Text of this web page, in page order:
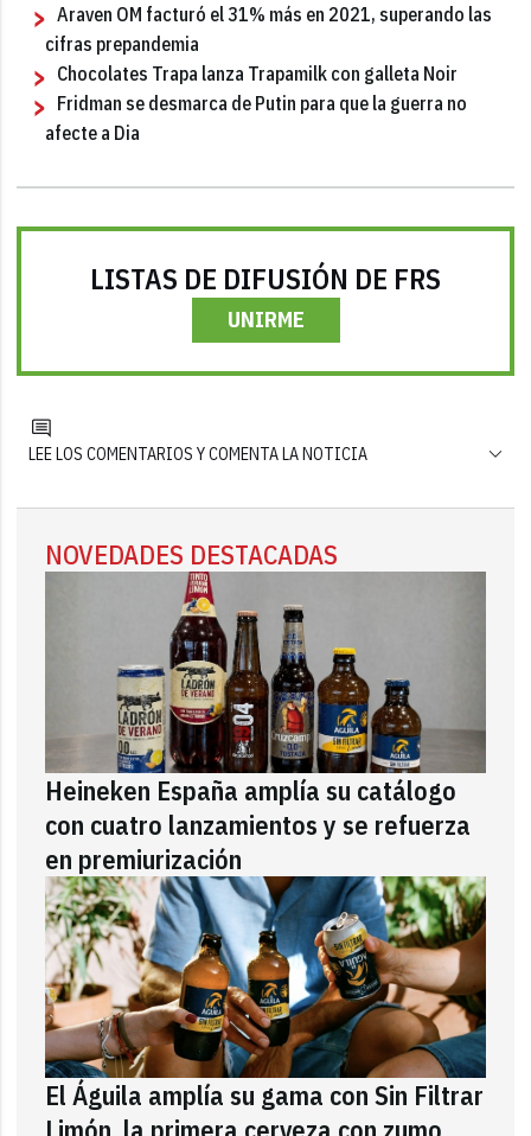
Araven OM facturó el 31% más en 2021, superando las
cifras prepandemia
Chocolates Trapa lanza Trapamilk con galleta Noir
Fridman se desmarca de Putin para que la guerra no
afecte a Dia
LISTAS DE DIFUSIÓN DE FRS
UNIRME
LEE LOS COMENTARIOS Y COMENTA LA NOTICIA
NOVEDADES DESTACADAS
Heineken España amplía su catálogo
con cuatro lanzamientos y se refuerza
en premiurización
El Águila amplía su gama con Sin Filtrar